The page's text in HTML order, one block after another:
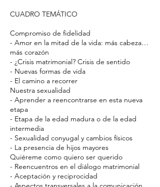
CUADRO TEMÁTICO
Compromiso de fidelidad
- Amor en la mitad de la vida: más cabeza…
más corazón
- ¿Crisis matrimonial? Crisis de sentido
- Nuevas formas de vida
- El camino a recorrer
Nuestra sexualidad
- Aprender a reencontrarse en esta nueva
etapa
- Etapa de la edad madura o de la edad
intermedia
- Sexualidad conyugal y cambios físicos
- La presencia de hijos mayores
Quiéreme como quiero ser querido
- Reencuentros en el diálogo matrimonial
- Aceptación y reciprocidad